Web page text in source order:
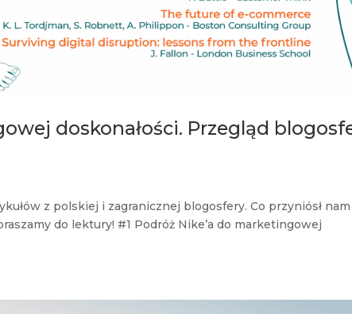
doskonałości. Przegląd
z polskiej i zagranicznej blogosfery. Co przyniósł nam
do lektury! #1 Podróż Nike’a do marketingowej